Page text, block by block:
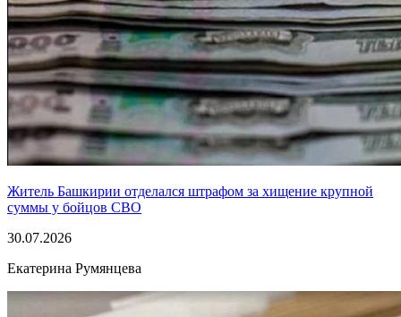
Житель Башкирии отделался штрафом за хищение крупной
суммы у бойцов СВО
30.07.2026
Екатерина Румянцева